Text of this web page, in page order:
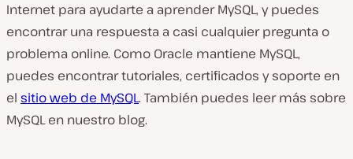
Internet para ayudarte a aprender MySQL, y puedes
encontrar una respuesta a casi cualquier pregunta o
problema online. Como Oracle mantiene MySQL,
puedes encontrar tutoriales, certificados y soporte en
el sitio web de MySQL. También puedes leer más sobre
MySQL en nuestro blog.